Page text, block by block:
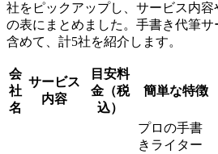
社をピックアップし、サービス内
の表にまとめました。手書き代筆
含めて、計5社を紹介します。
会
社
名
サービス
内容
目安料
金（税
込）
簡単な特徴
プロの手書
きライター